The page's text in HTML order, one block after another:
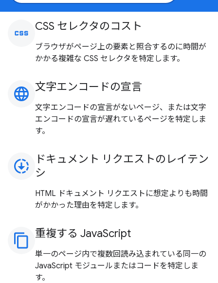
css CSS セレクタのコスト
ブラウザがページ上の要素と照合するのに時間が
かかる複雑な CSS セレクタを特定します。
language 文字エンコードの宣言
文字エンコードの宣言がないページ、または文字
エンコードの宣言が遅れているページを特定しま
す。
downloading
ドキュメント リクエストのレイテン
シ
HTML ドキュメント リクエストに想定よりも時間
がかかった理由を特定します。
content_copy 重複する JavaScript
単一のページ内で複数回読み込まれている同一の
JavaScript モジュールまたはコードを特定しま
す。